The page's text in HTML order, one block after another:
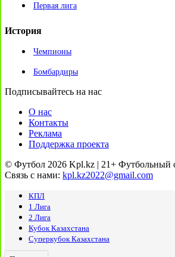
Первая лига
История
Чемпионы
Бомбардиры
Подписывайтесь на нас
О нас
Контакты
Реклама
Поддержка проекта
© Футбол 2026 Kpl.kz | 21+ Футбольный
Связь с нами: kpl.kz2022@gmail.com
КПЛ
1 Лига
2 Лига
Кубок Казахстана
Суперкубок Казахстана